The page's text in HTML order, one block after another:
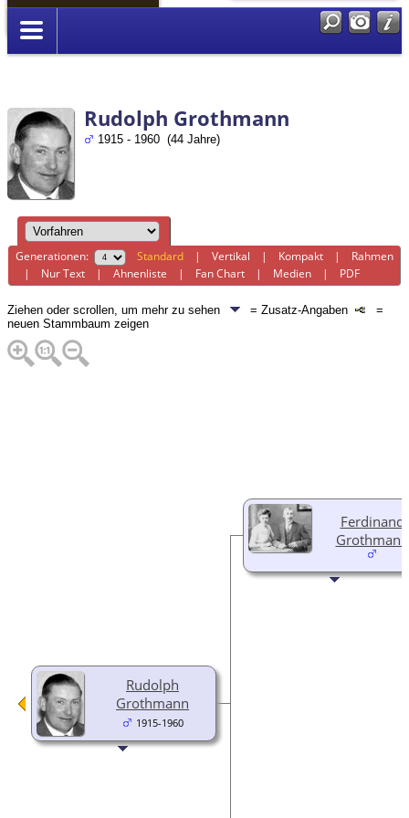
Anmelden
Rudolph Grothmann
1915 - 1960 (44 Jahre)
Generationen: Standard |Vertikal | Kompakt | Rahmen
| Nur Text |Ahnenliste | Fan Chart | Medien | PDF
Ziehen oder scrollen, um mehr zu sehen = Zusatz-Angaben
=
neuen Stammbaum zeigen
Rudolph
Grothmann
1915-1960
Ferdinand
Grothmann